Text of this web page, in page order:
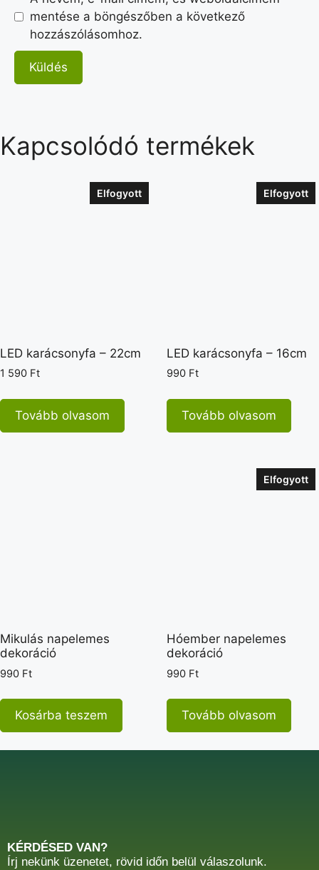
mentése a böngészőben a következő
hozzászólásomhoz.
Kapcsolódó termékek
Elfogyott
LED karácsonyfa – 22cm
1 590 Ft
Tovább olvasom
Elfogyott
LED karácsonyfa – 16cm
990 Ft
Tovább olvasom
Mikulás napelemes
dekoráció
990 Ft
Kosárba teszem
Elfogyott
Hóember napelemes
dekoráció
990 Ft
Tovább olvasom
KÉRDÉSED VAN?
Írj nekünk üzenetet, rövid időn belül válaszolunk.